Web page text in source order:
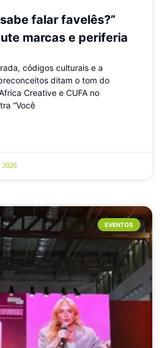
falar favelês?”
marcas e periferia
códigos culturais e a
ditam o tom do
Creative e CUFA no
“Você
2026
EVENTOS